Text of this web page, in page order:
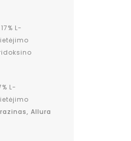
L-
L-
Allura